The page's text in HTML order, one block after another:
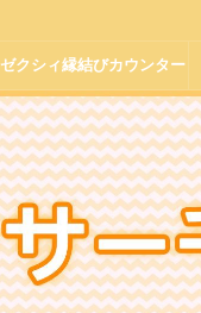
ゼクシィ縁結びカウンター
の口コミ体験談